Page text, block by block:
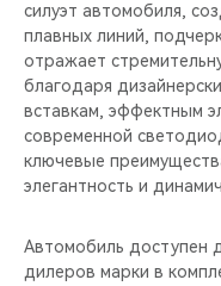
силуэт автомобиля,
плавных линий,
отражает
благодаря
вставкам, эффектным
современной
ключевые
элегантность и
Автомобиль доступен
дилеров марки в